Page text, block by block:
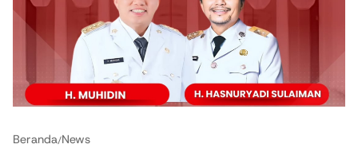
Beranda/News